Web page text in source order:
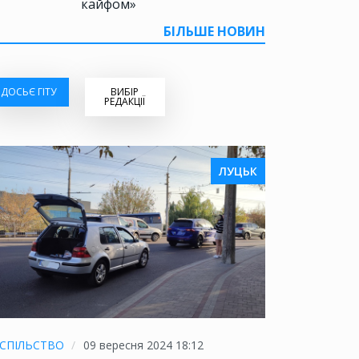
кайфом»
БІЛЬШЕ НОВИН
ДОСЬЄ ГІТУ ВИБІР
РЕДАКЦІЇ
ЛУЦЬК
09 вересня 2024 18:12